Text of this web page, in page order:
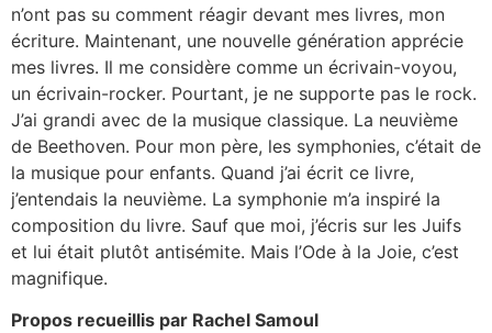
n’ont pas su comment réagir devant mes livres, mon
écriture. Maintenant, une nouvelle génération apprécie
mes livres. Il me considère comme un écrivain-voyou,
un écrivain-rocker. Pourtant, je ne supporte pas le rock.
J’ai grandi avec de la musique classique. La neuvième
de Beethoven. Pour mon père, les symphonies, c’était de
la musique pour enfants. Quand j’ai écrit ce livre,
j’entendais la neuvième. La symphonie m’a inspiré la
composition du livre. Sauf que moi, j’écris sur les Juifs
et lui était plutôt antisémite. Mais l’Ode à la Joie, c’est
magnifique.
Propos recueillis par Rachel Samoul